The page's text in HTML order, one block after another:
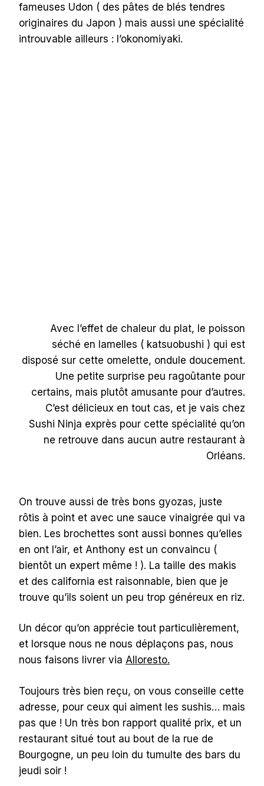
fameuses Udon ( des pâtes de blés tendres
originaires du Japon ) mais aussi une spécialité
introuvable ailleurs : l’okonomiyaki.
Avec l’effet de chaleur du plat, le poisson
séché en lamelles ( katsuobushi ) qui est
disposé sur cette omelette, ondule doucement.
Une petite surprise peu ragoûtante pour
certains, mais plutôt amusante pour d’autres.
C’est délicieux en tout cas, et je vais chez
Sushi Ninja exprès pour cette spécialité qu’on
ne retrouve dans aucun autre restaurant à
Orléans.
On trouve aussi de très bons gyozas, juste
rôtis à point et avec une sauce vinaigrée qui va
bien. Les brochettes sont aussi bonnes qu’elles
en ont l’air, et Anthony est un convaincu (
bientôt un expert même ! ). La taille des makis
et des california est raisonnable, bien que je
trouve qu’ils soient un peu trop généreux en riz.
Un décor qu’on apprécie tout particulièrement,
et lorsque nous ne nous déplaçons pas, nous
nous faisons livrer via Alloresto.
Toujours très bien reçu, on vous conseille cette
adresse, pour ceux qui aiment les sushis… mais
pas que ! Un très bon rapport qualité prix, et un
restaurant situé tout au bout de la rue de
Bourgogne, un peu loin du tumulte des bars du
jeudi soir !